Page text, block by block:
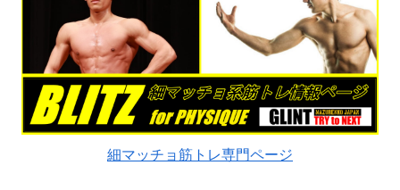
細マッチョ筋トレ専門ページ